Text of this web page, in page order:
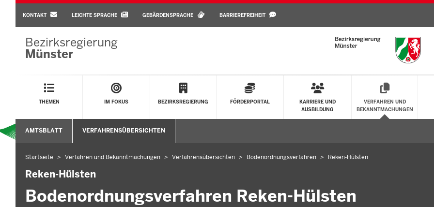
SPRACHEN
KONTAKT LEICHTE SPRACHE GEBÄRDENSPRACHE BARRIEREFREIHEIT
Bezirksregierung
Münster
THEMEN IM FOKUS BEZIRKSREGIERUNG FÖRDERPORTAL
KARRIERE UND
AUSBILDUNG
VERFAHREN UND
BEKANNTMACHUNGEN
AMTSBLATT VERFAHRENSÜBERSICHTEN
Sie
befinden
hier
Startseite Verfahren und Bekanntmachungen Verfahrensübersichten Bodenordnungsverfahren Reken-Hülsten
Reken-Hülsten
Bodenordnungsverfahren Reken-Hülsten